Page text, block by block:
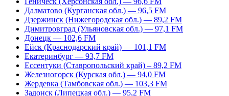
Далматово (Курганская обл.) — 96,5 FM
Дзержинск (Нижегородская обл.) — 89,2 FM
Димитровград (Ульяновская обл.) — 97,1 FM
Донецк — 102,6 FM
Ейск (Краснодарский край) — 101,1 FM
Екатеринбург — 93,7 FM
Ессентуки (Ставропольский край) – 89,2 FM
Железногорск (Курская обл.) — 94,0 FM
Жердевка (Тамбовская обл.) — 103,3 FM
Задонск (Липецкая обл.) — 95,2 FM